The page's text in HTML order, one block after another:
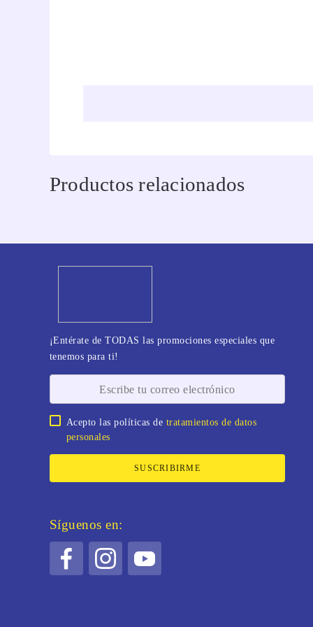
Productos relacionados
¡Entérate de TODAS las promociones especiales que
tenemos para ti!
Acepto las políticas de tratamientos de datos
personales
SUSCRIBIRME
Síguenos en: